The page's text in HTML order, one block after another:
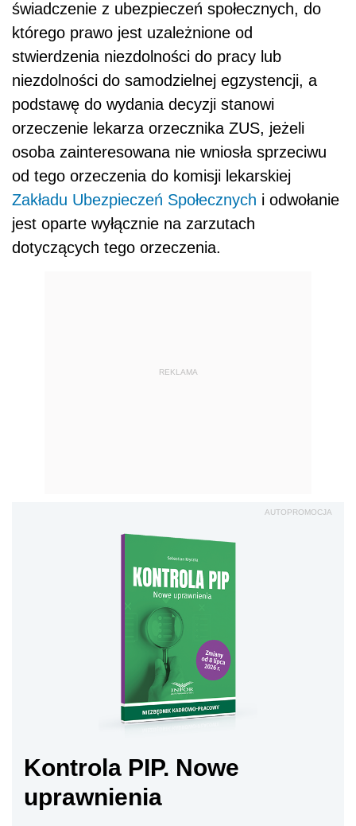
świadczenie z ubezpieczeń społecznych, do
którego prawo jest uzależnione od
stwierdzenia niezdolności do pracy lub
niezdolności do samodzielnej egzystencji, a
podstawę do wydania decyzji stanowi
orzeczenie lekarza orzecznika ZUS, jeżeli
osoba zainteresowana nie wniosła sprzeciwu
od tego orzeczenia do komisji lekarskiej
Zakładu Ubezpieczeń Społecznych i odwołanie
jest oparte wyłącznie na zarzutach
dotyczących tego orzeczenia.
REKLAMA
AUTOPROMOCJA
Kontrola PIP. Nowe
uprawnienia